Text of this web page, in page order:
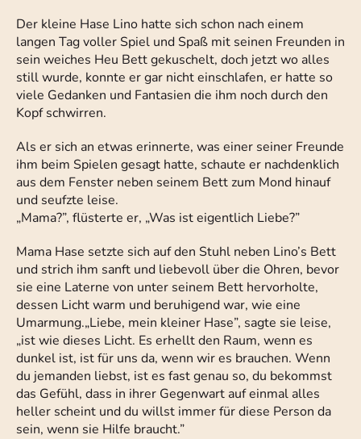
Der kleine Hase Lino hatte sich schon nach einem
langen Tag voller Spiel und Spaß mit seinen Freunden in
sein weiches Heu Bett gekuschelt, doch jetzt wo alles
still wurde, konnte er gar nicht einschlafen, er hatte so
viele Gedanken und Fantasien die ihm noch durch den
Kopf schwirren.
Als er sich an etwas erinnerte, was einer seiner Freunde
ihm beim Spielen gesagt hatte, schaute er nachdenklich
aus dem Fenster neben seinem Bett zum Mond hinauf
und seufzte leise.
„Mama?”, flüsterte er, „Was ist eigentlich Liebe?”
Mama Hase setzte sich auf den Stuhl neben Lino’s Bett
und strich ihm sanft und liebevoll über die Ohren, bevor
sie eine Laterne von unter seinem Bett hervorholte,
dessen Licht warm und beruhigend war, wie eine
Umarmung.„Liebe, mein kleiner Hase”, sagte sie leise,
„ist wie dieses Licht. Es erhellt den Raum, wenn es
dunkel ist, ist für uns da, wenn wir es brauchen. Wenn
du jemanden liebst, ist es fast genau so, du bekommst
das Gefühl, dass in ihrer Gegenwart auf einmal alles
heller scheint und du willst immer für diese Person da
sein, wenn sie Hilfe braucht.”